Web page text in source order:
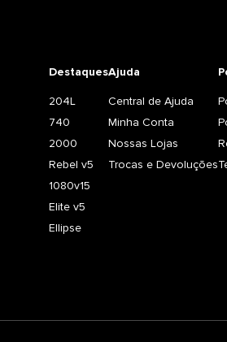
Destaques
204L
740
2000
Rebel v5
1080v15
Elite v5
Ellipse
Ajuda
Central de Ajuda
Minha Conta
Nossas Lojas
Trocas e Devoluções